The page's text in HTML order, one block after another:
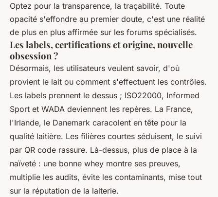
Optez pour la transparence, la traçabilité. Toute
opacité s'effondre au premier doute, c'est une réalité
de plus en plus affirmée sur les forums spécialisés.
Les labels, certifications et origine, nouvelle
obsession ?
Désormais, les utilisateurs veulent savoir, d'où
provient le lait ou comment s'effectuent les contrôles.
Les labels prennent le dessus ; ISO22000, Informed
Sport et WADA deviennent les repères. La France,
l'Irlande, le Danemark caracolent en tête pour la
qualité laitière. Les filières courtes séduisent, le suivi
par QR code rassure. Là-dessus, plus de place à la
naïveté : une bonne whey montre ses preuves,
multiplie les audits, évite les contaminants, mise tout
sur la réputation de la laiterie.